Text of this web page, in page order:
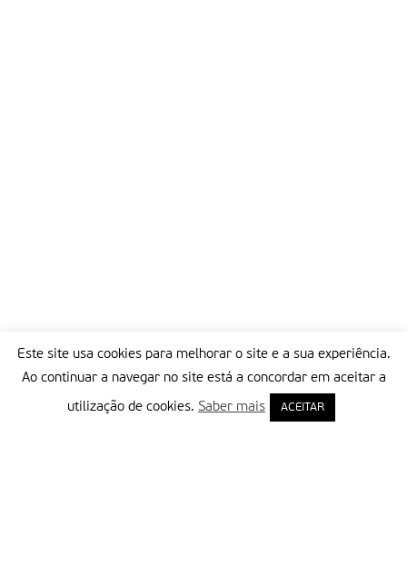
Este site usa cookies para melhorar o site e a sua experiência.
Ao continuar a navegar no site está a concordar em aceitar a
utilização de cookies. Saber mais ACEITAR